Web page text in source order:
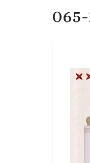
Цветы и